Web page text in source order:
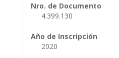
Nro. de Documento
4.399.130
Año de Inscripción
2020